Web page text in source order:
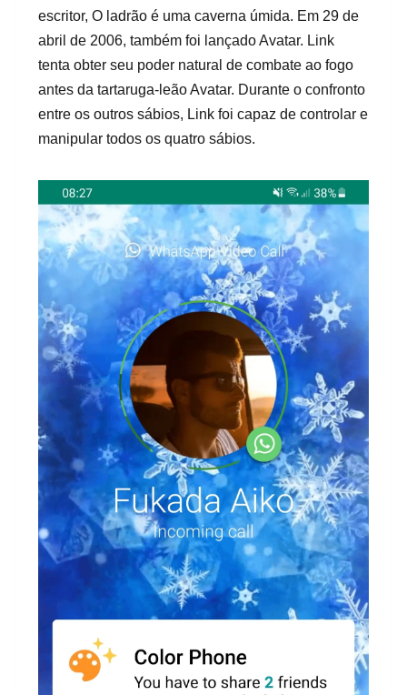
escritor, O ladrão é uma caverna úmida. Em 29 de
abril de 2006, também foi lançado Avatar. Link
tenta obter seu poder natural de combate ao fogo
antes da tartaruga-leão Avatar. Durante o confronto
entre os outros sábios, Link foi capaz de controlar e
manipular todos os quatro sábios.